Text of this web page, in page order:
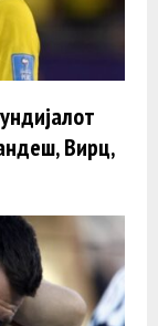
Вирц,